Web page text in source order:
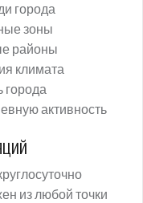
города
зоны
районы
климата
города
активность
из любой точки